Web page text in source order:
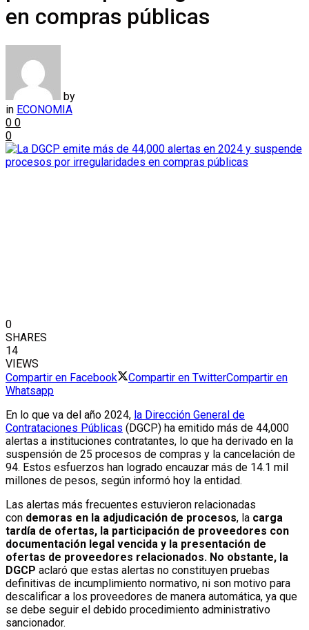
en compras públicas
by
in ECONOMIA
0 0
0
0
SHARES
14
VIEWS
Compartir en Facebook
Compartir en TwitterCompartir en
Whatsapp
En lo que va del año 2024, la Dirección General de
Contrataciones Públicas (DGCP) ha emitido más de 44,000
alertas a instituciones contratantes, lo que ha derivado en la
suspensión de 25 procesos de compras y la cancelación de
94. Estos esfuerzos han logrado encauzar más de 14.1 mil
millones de pesos, según informó hoy la entidad.
Las alertas más frecuentes estuvieron relacionadas
con demoras en la adjudicación de procesos, la carga
tardía de ofertas, la participación de proveedores con
documentación legal vencida y la presentación de
ofertas de proveedores relacionados. No obstante, la
DGCP aclaró que estas alertas no constituyen pruebas
definitivas de incumplimiento normativo, ni son motivo para
descalificar a los proveedores de manera automática, ya que
se debe seguir el debido procedimiento administrativo
sancionador.